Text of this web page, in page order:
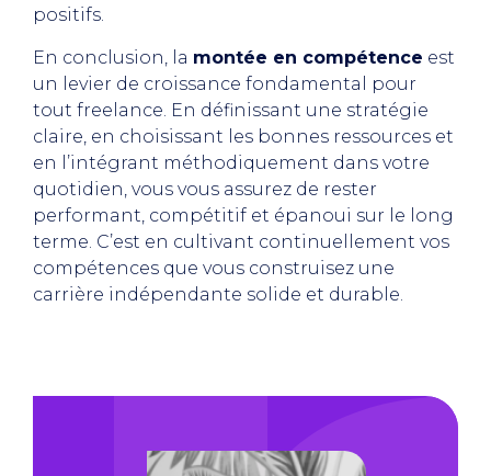
positifs.
En conclusion, la montée en compétence est
un levier de croissance fondamental pour
tout freelance. En définissant une stratégie
claire, en choisissant les bonnes ressources et
en l’intégrant méthodiquement dans votre
quotidien, vous vous assurez de rester
performant, compétitif et épanoui sur le long
terme. C’est en cultivant continuellement vos
compétences que vous construisez une
carrière indépendante solide et durable.